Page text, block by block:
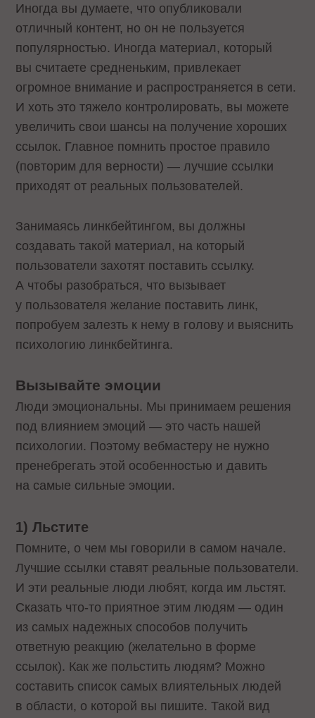
Иногда вы думаете, что опубликовали
отличный контент, но он не пользуется
популярностью. Иногда материал, который
вы считаете средненьким, привлекает
огромное внимание и распространяется в сети.
И хоть это тяжело контролировать, вы можете
увеличить свои шансы на получение хороших
ссылок. Главное помнить простое правило
(повторим для верности) — лучшие ссылки
приходят от реальных пользователей.
Занимаясь линкбейтингом, вы должны
создавать такой материал, на который
пользователи захотят поставить ссылку.
А чтобы разобраться, что вызывает
у пользователя желание поставить линк,
попробуем залезть к нему в голову и выяснить
психологию линкбейтинга.
Вызывайте эмоции
Люди эмоциональны. Мы принимаем решения
под влиянием эмоций — это часть нашей
психологии. Поэтому вебмастеру не нужно
пренебрегать этой особенностью и давить
на самые сильные эмоции.
1) Льстите
Помните, о чем мы говорили в самом начале.
Лучшие ссылки ставят реальные пользователи.
И эти реальные люди любят, когда им льстят.
Сказать что-то приятное этим людям — один
из самых надежных способов получить
ответную реакцию (желательно в форме
ссылок). Как же польстить людям? Можно
составить список самых влиятельных людей
в области, о которой вы пишите. Такой вид